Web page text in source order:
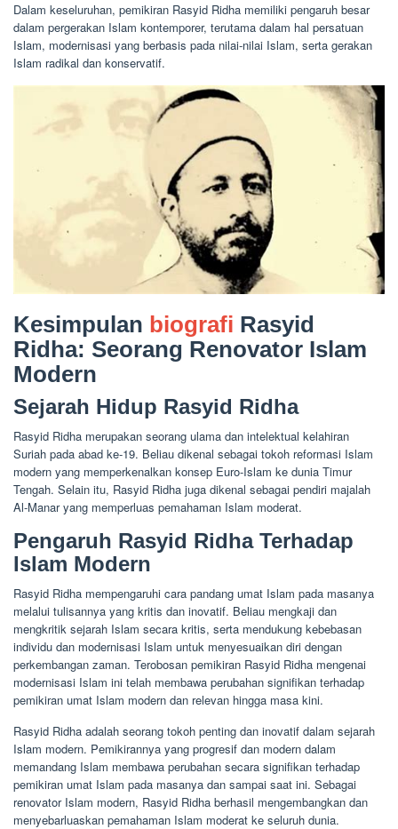
Dalam keseluruhan, pemikiran Rasyid Ridha memiliki pengaruh besar
dalam pergerakan Islam kontemporer, terutama dalam hal persatuan
Islam, modernisasi yang berbasis pada nilai-nilai Islam, serta gerakan
Islam radikal dan konservatif.
Kesimpulan biografi Rasyid
Ridha: Seorang Renovator Islam
Modern
Sejarah Hidup Rasyid Ridha
Rasyid Ridha merupakan seorang ulama dan intelektual kelahiran
Suriah pada abad ke-19. Beliau dikenal sebagai tokoh reformasi Islam
modern yang memperkenalkan konsep Euro-Islam ke dunia Timur
Tengah. Selain itu, Rasyid Ridha juga dikenal sebagai pendiri majalah
Al-Manar yang memperluas pemahaman Islam moderat.
Pengaruh Rasyid Ridha Terhadap
Islam Modern
Rasyid Ridha mempengaruhi cara pandang umat Islam pada masanya
melalui tulisannya yang kritis dan inovatif. Beliau mengkaji dan
mengkritik sejarah Islam secara kritis, serta mendukung kebebasan
individu dan modernisasi Islam untuk menyesuaikan diri dengan
perkembangan zaman. Terobosan pemikiran Rasyid Ridha mengenai
modernisasi Islam ini telah membawa perubahan signifikan terhadap
pemikiran umat Islam modern dan relevan hingga masa kini.
Rasyid Ridha adalah seorang tokoh penting dan inovatif dalam sejarah
Islam modern. Pemikirannya yang progresif dan modern dalam
memandang Islam membawa perubahan secara signifikan terhadap
pemikiran umat Islam pada masanya dan sampai saat ini. Sebagai
renovator Islam modern, Rasyid Ridha berhasil mengembangkan dan
menyebarluaskan pemahaman Islam moderat ke seluruh dunia.